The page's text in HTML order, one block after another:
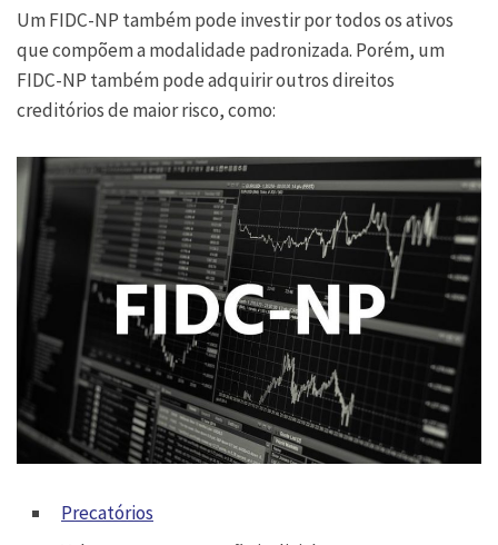
Um FIDC-NP também pode investir por todos os ativos
que compõem a modalidade padronizada. Porém, um
FIDC-NP também pode adquirir outros direitos
creditórios de maior risco, como:
Precatórios